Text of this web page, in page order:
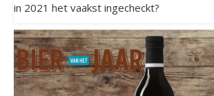
in 2021 het vaakst ingecheckt?